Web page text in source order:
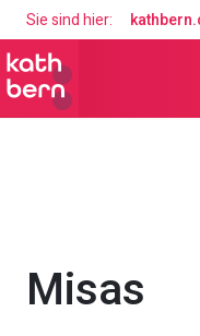
Sie sind hier:
Misas